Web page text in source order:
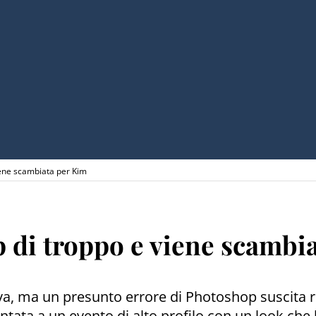
scambiata per Kim
di troppo e viene
ma un presunto errore di Photoshop suscita